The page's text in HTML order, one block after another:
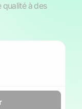
à des